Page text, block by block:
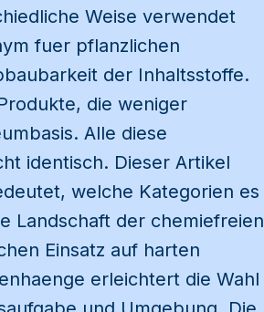
Weise verwendet
fuer pflanzlichen
der Inhaltsstoffe.
die weniger
Alle diese
identisch. Dieser Artikel
welche Kategorien es
Landschaft der chemiefreien
Einsatz auf harten
erleichtert die Wahl